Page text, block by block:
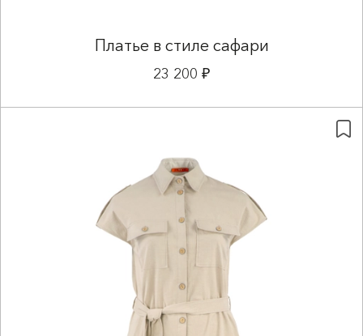
Платье в стиле сафари
23 200 ₽